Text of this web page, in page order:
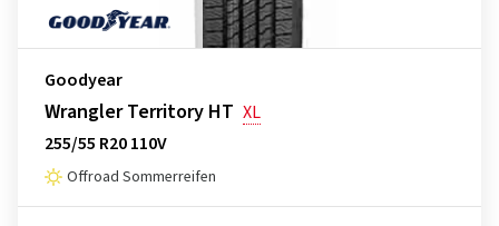
Goodyear
Wrangler Territory HT XL
255/55 R20 110V
Offroad Sommerreifen